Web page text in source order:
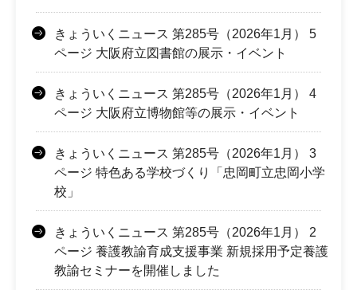
きょういくニュース 第285号（2026年1月） 5
ページ 大阪府立図書館の展示・イベント
きょういくニュース 第285号（2026年1月） 4
ページ 大阪府立博物館等の展示・イベント
きょういくニュース 第285号（2026年1月） 3
ページ 特色ある学校づくり「忠岡町立忠岡小学
校」
きょういくニュース 第285号（2026年1月） 2
ページ 養護教諭育成支援事業 新規採用予定養護
教諭セミナーを開催しました